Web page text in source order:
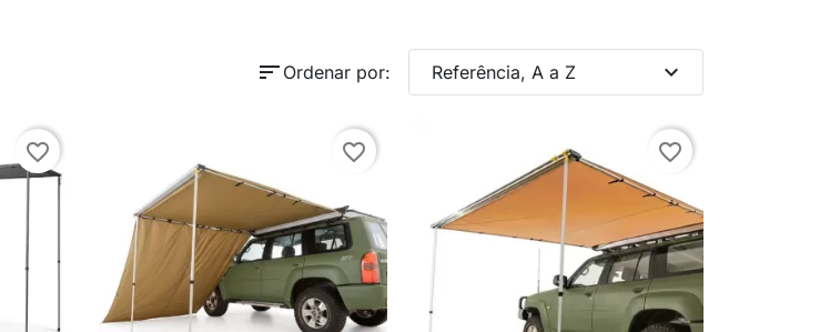
sort Ordenar por: Referência, A a Z expand_more
favorite_border favorite_border favorite_border